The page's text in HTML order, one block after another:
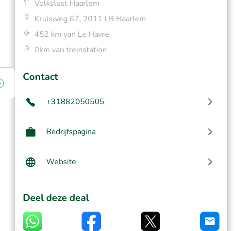
Volkslust Haarlem
Kruisweg 67, 2011 LB Haarlem
452 km van Le Havre
0km van treinstation
Contact
+31882050505
Bedrijfspagina
Website
Deel deze deal